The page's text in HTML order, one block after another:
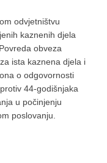
odvjetništvu
kaznenih djela
obveza
ista kaznena djela i
o odgovornosti
44-godišnjaka
u počinjenju
poslovanju.